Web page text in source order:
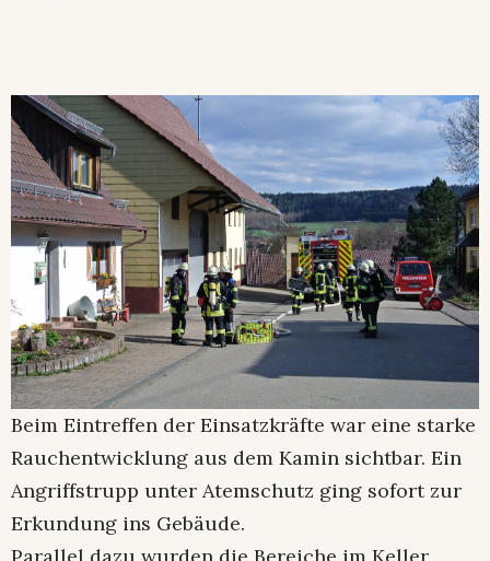
Beim Eintreffen der Einsatzkräfte war eine starke
Rauchentwicklung aus dem Kamin sichtbar. Ein
Angriffstrupp unter Atemschutz ging sofort zur
Erkundung ins Gebäude.
Parallel dazu wurden die Bereiche im Keller